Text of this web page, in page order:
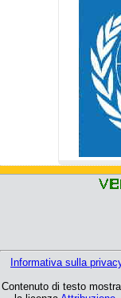
Informativa sulla
Contenuto di testo